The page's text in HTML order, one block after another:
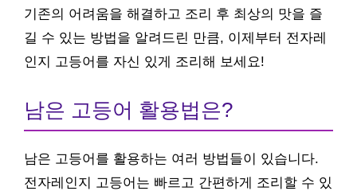
기존의 어려움을 해결하고 조리 후 최상의 맛을 즐
길 수 있는 방법을 알려드린 만큼, 이제부터 전자레
인지 고등어를 자신 있게 조리해 보세요!
남은 고등어 활용법은?
남은 고등어를 활용하는 여러 방법들이 있습니다.
전자레인지 고등어는 빠르고 간편하게 조리할 수 있